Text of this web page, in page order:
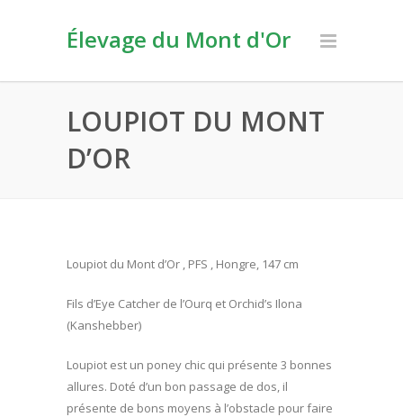
Élevage du Mont d'Or
LOUPIOT DU MONT
D’OR
Loupiot du Mont d’Or , PFS , Hongre, 147 cm
Fils d’Eye Catcher de l’Ourq et Orchid’s Ilona
(Kanshebber)
Loupiot est un poney chic qui présente 3 bonnes
allures. Doté d’un bon passage de dos, il
présente de bons moyens à l’obstacle pour faire